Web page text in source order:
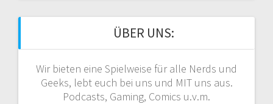
ÜBER UNS:
Wir bieten eine Spielweise für alle Nerds und
Geeks, lebt euch bei uns und MIT uns aus.
Podcasts, Gaming, Comics u.v.m.